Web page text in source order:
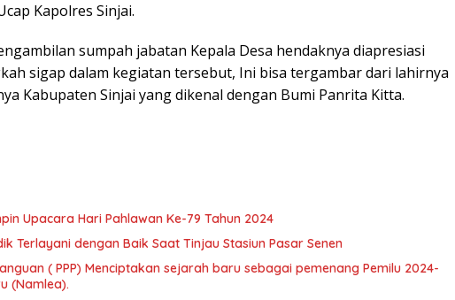
Kapolres Sinjai.
sumpah jabatan Kepala Desa hendaknya diapresiasi
sigap dalam kegiatan tersebut, Ini bisa tergambar dari lahirnya
Kabupaten Sinjai yang dikenal dengan Bumi Panrita Kitta.
Upacara Hari Pahlawan Ke-79 Tahun 2024
Terlayani dengan Baik Saat Tinjau Stasiun Pasar Senen
( PPP) Menciptakan sejarah baru sebagai pemenang Pemilu 2024-
(Namlea).